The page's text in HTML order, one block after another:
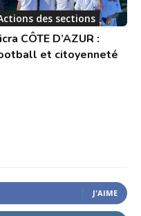
des sections
CÔTE D’AZUR :
et citoyenneté
J'AIME